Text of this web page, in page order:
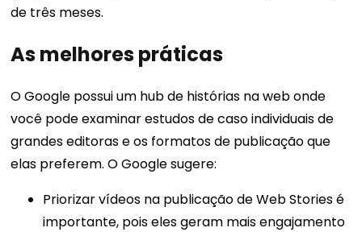
de três meses.
As melhores práticas
O Google possui um hub de histórias na web onde
você pode examinar estudos de caso individuais de
grandes editoras e os formatos de publicação que
elas preferem. O Google sugere:
Priorizar vídeos na publicação de Web Stories é
importante, pois eles geram mais engajamento